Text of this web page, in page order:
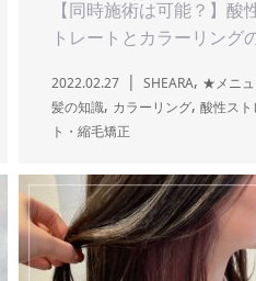
【同時施術は可能？】酸
トレートとカラーリング
2022.02.27 SHEARA, ★メニュ
髪の知識, カラーリング, 酸性スト
ト・縮毛矯正